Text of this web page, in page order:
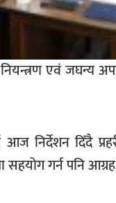
नियन्त्रण एवं जघन्य
निर्देशन दिँदै
गर्न पनि